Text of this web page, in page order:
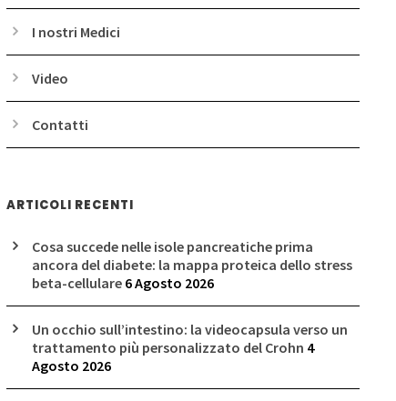
I nostri Medici
Video
Contatti
ARTICOLI RECENTI
Cosa succede nelle isole pancreatiche prima
ancora del diabete: la mappa proteica dello stress
beta-cellulare 6 Agosto 2026
Un occhio sull’intestino: la videocapsula verso un
trattamento più personalizzato del Crohn 4
Agosto 2026